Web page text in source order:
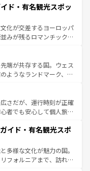
異なるスペインはその個
華麗な宮殿、歴史的な大
な自然が、訪れる者を心
美食の国としても知ら
文化遺産にも登録されて
な楽しみ方が可能だ。さ
溢れており、どの街角に
る。パリ以外の個性あふ
ド・有名観光スポッ
化が交差するヨーロッパ
みが残るロマンチック街
も飽きることがない。ベ
州のアルプスの絶景、そ
った風景は必見。ビール
なお、新着の
照してほしい。
端が共存する国。ウェス
ようなランドマーク、歴
た、優雅なアフタヌーン
い英国パブ、サッカー観
験も豊富。イギリスを旅
さだが、運行時刻が正確
者でも安心して個人旅行
スならではのユニークな
でなく町歩きも満喫する
ため物価も高いが、旅行
もあり、うまく活用すれ
イド・有名観光スポ
多様な文化が魅力の国。
フォルニアまで、訪れる